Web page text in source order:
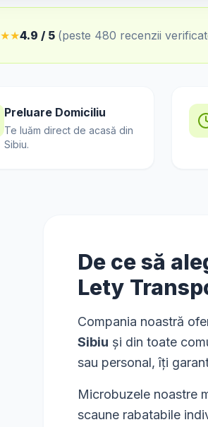
★★4.9 / 5 (peste 480 recenzii
Preluare Domiciliu
Te luăm direct de acasă din
Sibiu.
De ce să
Lety
Compania noastră
Sibiu și din toate
sau personal, îți
Microbuzele noastre
scaune rabatabile